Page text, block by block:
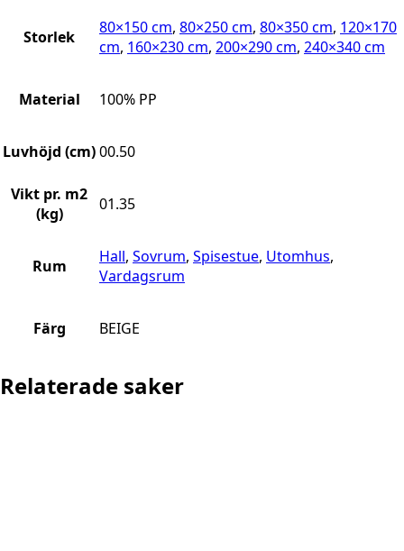
Storlek 80×150 cm, 80×250 cm, 80×350 cm, 120×170
cm, 160×230 cm, 200×290 cm, 240×340 cm
Material 100% PP
Luvhöjd (cm)00.50
Vikt pr. m2
(kg)
01.35
Rum Hall, Sovrum, Spisestue, Utomhus,
Vardagsrum
Färg BEIGE
Relaterade saker